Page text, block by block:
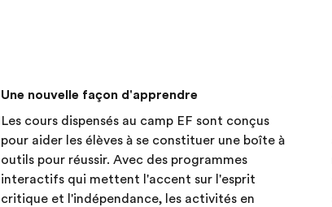
Une nouvelle façon d'apprendre
Les cours dispensés au camp EF sont conçus
pour aider les élèves à se constituer une boîte à
outils pour réussir. Avec des programmes
interactifs qui mettent l'accent sur l'esprit
critique et l'indépendance, les activités en